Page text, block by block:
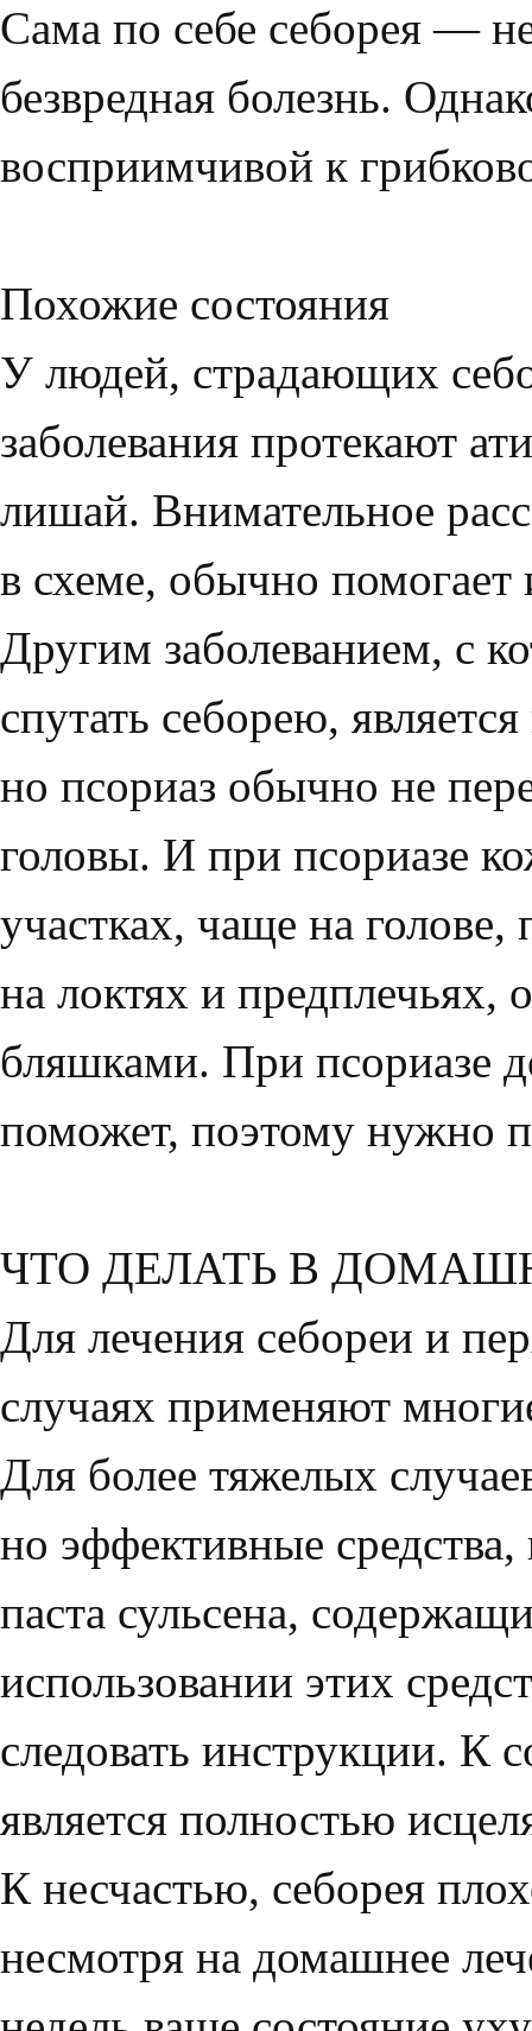
Сама по себе себорея —
безвредная болезнь.
вос­приимчивой к
Похожие состояния
У людей, страдающих
заболевания протекают
лишай. Вни­мательное
в схеме, обычно помогает
Другим заболеванием, с
спутать себорею,
но псориаз обычно не
головы. И при псориазе
участ­ках, чаще на
на локтях и предплечьях,
бляшка­ми. При псориазе
поможет, поэтому нужно
ЧТО ДЕЛАТЬ В
Для лечения себореи и
случаях применя­ют
Для более тяжелых
но эффективные
паста сульсена,
использовании этих
следовать инструкции. К
является полностью
К несчастью, себорея
несмотря на домашнее